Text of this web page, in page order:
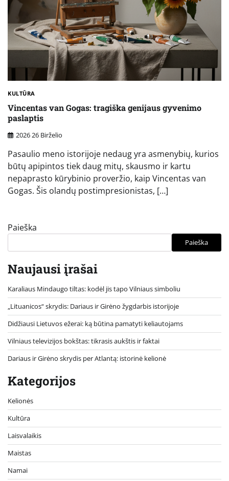
KULTŪRA
Vincentas van Gogas: tragiška genijaus gyvenimo
paslaptis
2026 26 Birželio
Pasaulio meno istorijoje nedaug yra asmenybių, kurios
būtų apipintos tiek daug mitų, skausmo ir kartu
nepaprasto kūrybinio proveržio, kaip Vincentas van
Gogas. Šis olandų postimpresionistas, […]
Paieška
Paieška
Naujausi įrašai
Karaliaus Mindaugo tiltas: kodėl jis tapo Vilniaus simboliu
„Lituanicos“ skrydis: Dariaus ir Girėno žygdarbis istorijoje
Didžiausi Lietuvos ežerai: ką būtina pamatyti keliautojams
Vilniaus televizijos bokštas: tikrasis aukštis ir faktai
Dariaus ir Girėno skrydis per Atlantą: istorinė kelionė
Kategorijos
Kelionės
Kultūra
Laisvalaikis
Maistas
Namai